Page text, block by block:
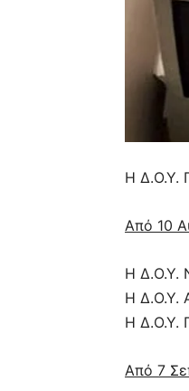
Η Δ.Ο.Υ.
Από 10
Η Δ.Ο.Υ.
Η Δ.Ο.Υ.
Η Δ.Ο.Υ.
Από 7